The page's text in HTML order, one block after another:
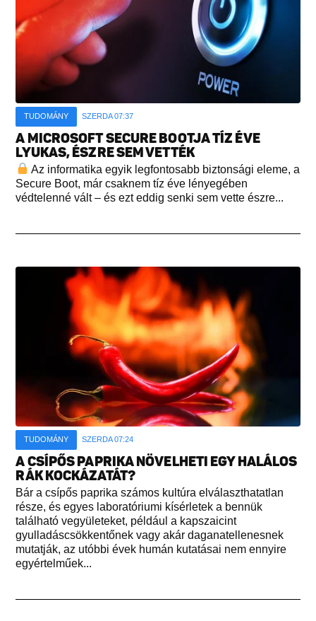
TUDOMÁNY SZERDA 07:37
A MICROSOFT SECURE BOOTJA TÍZ ÉVE
LYUKAS, ÉSZRE SEM VETTÉK
Az informatika egyik legfontosabb biztonsági eleme, a
Secure Boot, már csaknem tíz éve lényegében
védtelenné vált – és ezt eddig senki sem vette észre...
TUDOMÁNY SZERDA 07:24
A CSÍPŐS PAPRIKA NÖVELHETI EGY HALÁLOS
RÁK KOCKÁZATÁT?
Bár a csípős paprika számos kultúra elválaszthatatlan
része, és egyes laboratóriumi kísérletek a bennük
található vegyületeket, például a kapszaicint
gyulladáscsökkentőnek vagy akár daganatellenesnek
mutatják, az utóbbi évek humán kutatásai nem ennyire
egyértelműek...